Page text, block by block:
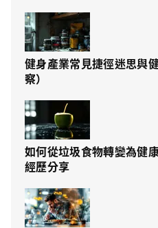
健身產業常見捷徑迷思與
察）
如何從垃圾食物轉變為健
經歷分享